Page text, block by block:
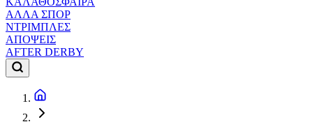
ΑΛΛΑ ΣΠΟΡ
ΝΤΡΙΜΠΛΕΣ
ΑΠΟΨΕΙΣ
AFTER DERBY